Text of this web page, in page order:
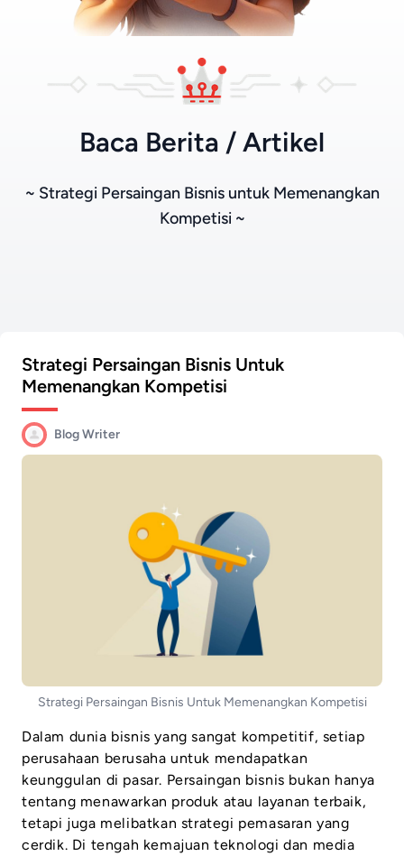
Baca Berita / Artikel
~ Strategi Persaingan Bisnis untuk Memenangkan
Kompetisi ~
Strategi Persaingan Bisnis Untuk
Memenangkan Kompetisi
Blog Writer
Strategi Persaingan Bisnis Untuk Memenangkan Kompetisi
Dalam dunia bisnis yang sangat kompetitif, setiap
perusahaan berusaha untuk mendapatkan
keunggulan di pasar. Persaingan bisnis bukan hanya
tentang menawarkan produk atau layanan terbaik,
tetapi juga melibatkan strategi pemasaran yang
cerdik. Di tengah kemajuan teknologi dan media